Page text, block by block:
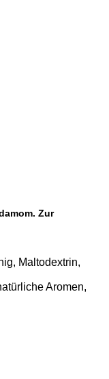
Zur
Maltodextrin,
Aromen,